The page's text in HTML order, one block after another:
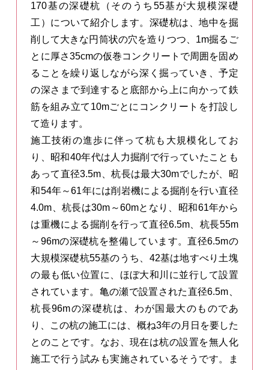
170基の深礎杭（そのうち55基が大規模深礎
工）について紹介します。深礎杭は、地中を掘
削して大きな円筒状の穴を造りつつ、1m掘るご
とに厚さ35cmの仮巻コンクリートで周囲を固め
ることを繰り返しながら深く掘っていき、予定
の深さまで到達すると底部から上に向かって鉄
筋を組み立て10mごとにコンクリートを打設し
て造ります。
施工技術の進歩に伴って杭も大規模化してお
り、昭和40年代は人力掘削で行っていたことも
あって直径3.5m、杭長は最大30mでしたが、昭
和54年～61年には削岩機による掘削を行い直径
4.0m、杭長は30m～60mとなり、昭和61年から
は重機による掘削を行って直径6.5m、杭長55m
～96mの深礎杭を整備しています。直径6.5mの
大規模深礎杭55基のうち、42基は地すべり土塊
の最も低い位置に、ほぼ大和川に並行して設置
されています。亀の瀬で設置された直径6.5m、
杭長96mの深礎杭は、わが国最大のものであ
り、この杭の施工には、概ね3年の月日を要した
とのことです。なお、現在は杭の設置を無人化
施工で行う試みも実施されているそうです。ま